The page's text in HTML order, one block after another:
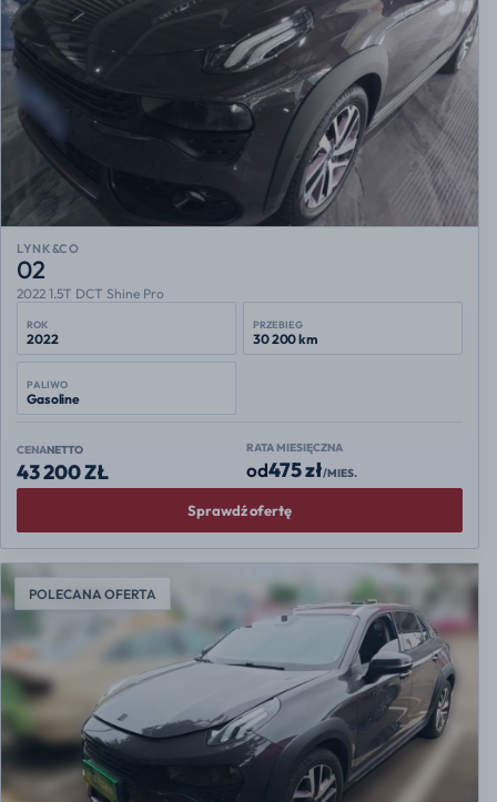
LYNK&CO
02
2022 1.5T DCT Shine Pro
ROK
2022
PRZEBIEG
30 200 km
PALIWO
Gasoline
CENANETTO
43 200 ZŁ
RATA MIESIĘCZNA
od475 zł/MIES.
Sprawdź ofertę
POLECANA OFERTA